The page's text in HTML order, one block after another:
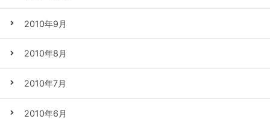
2010年9月
2010年8月
2010年7月
2010年6月